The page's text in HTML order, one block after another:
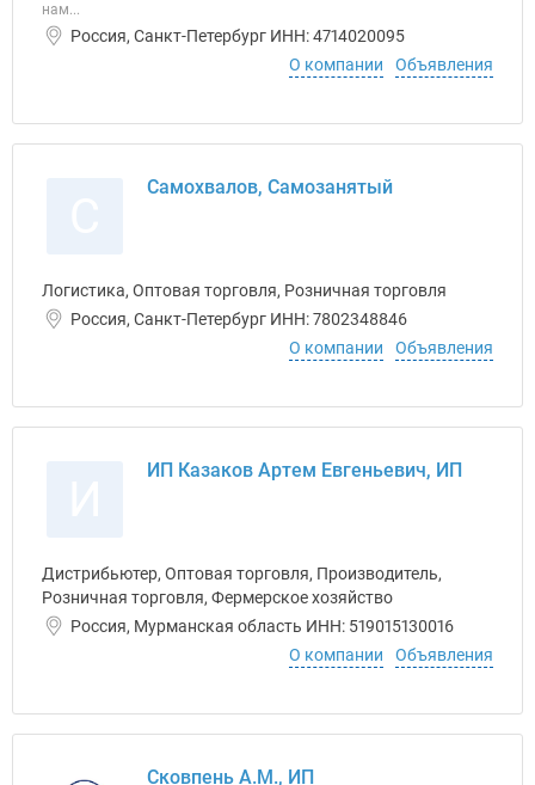
нам...
Россия, Санкт-Петербург ИНН: 4714020095
О компании
Объявления
Самохвалов, Самозанятый
Логистика, Оптовая торговля, Розничная торговля
Россия, Санкт-Петербург ИНН: 7802348846
О компании
Объявления
ИП Казаков Артем Евгеньевич, ИП
Дистрибьютер, Оптовая торговля, Производитель,
Розничная торговля, Фермерское хозяйство
Россия, Мурманская область ИНН: 519015130016
О компании
Объявления
Сковпень А.М., ИП